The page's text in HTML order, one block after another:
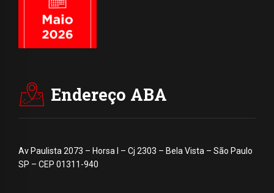
Endereço ABA
Av Paulista 2073 – Horsa I – Cj 2303 – Bela Vista – São Paulo
SP – CEP 01311-940